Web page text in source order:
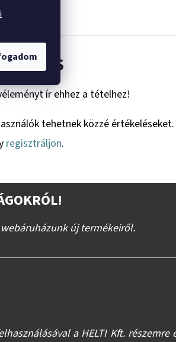
ír ehhez a tételhez!
tehetnek közzé
regisztráljon.
új termékeiről.
a HELTI Kft. részemre